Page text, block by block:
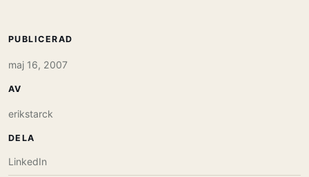
PUBLICERAD
maj 16, 2007
AV
erikstarck
DELA
LinkedIn